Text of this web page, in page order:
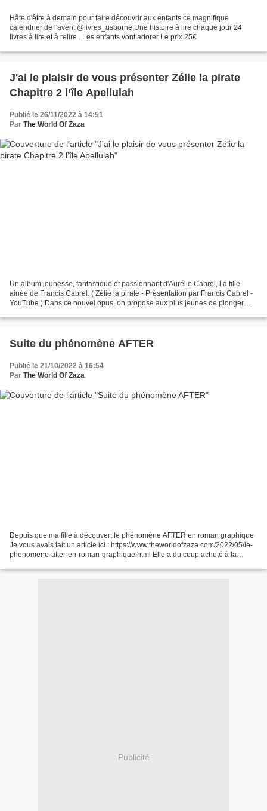
Hâte d'être à demain pour faire découvrir aux enfants ce magnifique
calendrier de l'avent @livres_usborne Une histoire à lire chaque jour 24
livres à lire et à relire . Les enfants vont adorer Le prix 25€
J'ai le plaisir de vous présenter Zélie la pirate
Chapitre 2 l’île Apellulah
Publié le 26/11/2022 à 14:51
Par The World Of Zaza
Un album jeunesse, fantastique et passionnant d'Aurélie Cabrel, l a fille
ainée de Francis Cabrel. ( Zélie la pirate - Présentation par Francis Cabrel -
YouTube ) Dans ce nouvel opus, on propose aux plus jeunes de plonger
Suite du phénomène AFTER
Publié le 21/10/2022 à 16:54
Par The World Of Zaza
Depuis que ma fille à découvert le phénomène AFTER en roman graphique
Je vous avais fait un article ici : https://www.theworldofzaza.com/2022/05/le-
phenomene-after-en-roman-graphique.html Elle a du coup acheté à la
Publicité